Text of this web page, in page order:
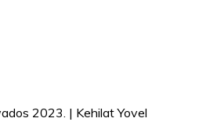
2023. | Kehilat Yovel